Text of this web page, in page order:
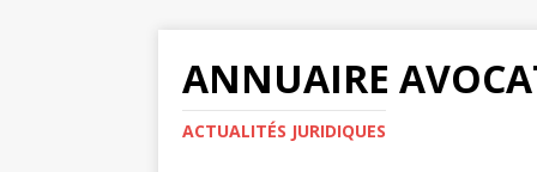
ANNUAIRE
ACTUALITÉS JURIDIQUES